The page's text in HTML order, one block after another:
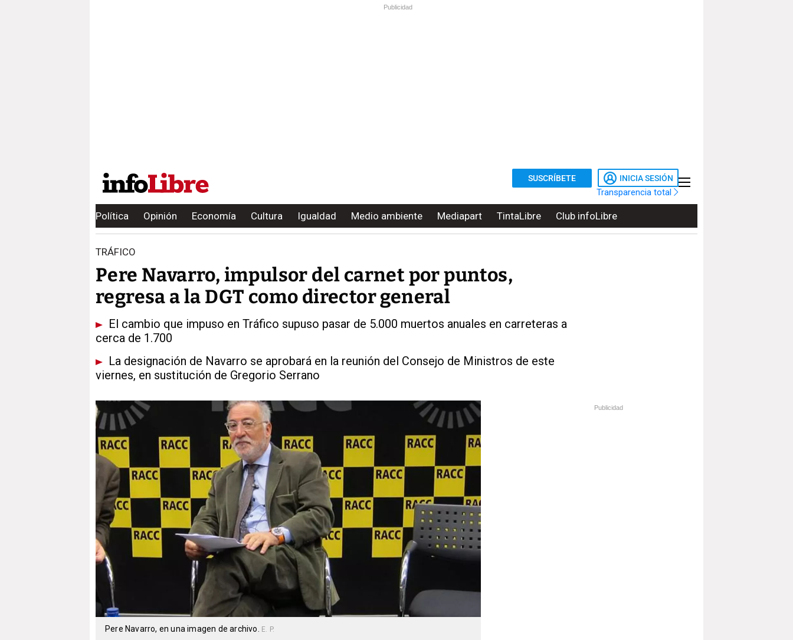
Publicidad
SUSCRÍBETE INICIA SESIÓN
Transparencia total
Política Opinión Economía Cultura Igualdad Medio ambiente Mediapart TintaLibre Club infoLibre
TRÁFICO
Pere Navarro, impulsor del carnet por puntos,
regresa a la DGT como director general
El cambio que impuso en Tráfico supuso pasar de 5.000 muertos anuales en carreteras a
cerca de 1.700
La designación de Navarro se aprobará en la reunión del Consejo de Ministros de este
viernes, en sustitución de Gregorio Serrano
Pere Navarro, en una imagen de archivo. E. P.
Publicidad